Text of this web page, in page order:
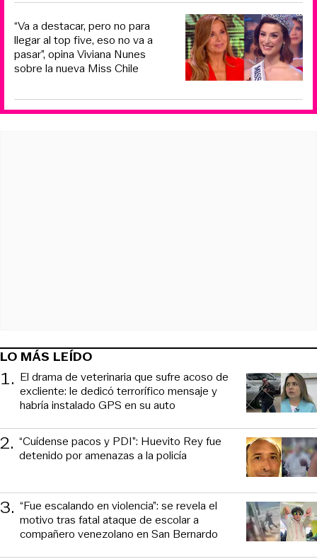
“Va a destacar, pero no para
llegar al top five, eso no va a
pasar”, opina Viviana Nunes
sobre la nueva Miss Chile
LO MÁS LEÍDO
1. El drama de veterinaria que sufre acoso de
excliente: le dedicó terrorífico mensaje y
habría instalado GPS en su auto
2. “Cuídense pacos y PDI”: Huevito Rey fue
detenido por amenazas a la policía
3. “Fue escalando en violencia”: se revela el
motivo tras fatal ataque de escolar a
compañero venezolano en San Bernardo